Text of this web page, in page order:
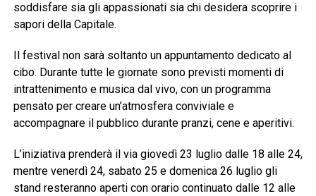
soddisfare sia gli appassionati sia chi desidera scoprire i
sapori della Capitale.
Il festival non sarà soltanto un appuntamento dedicato al
cibo. Durante tutte le giornate sono previsti momenti di
intrattenimento e musica dal vivo, con un programma
pensato per creare un’atmosfera conviviale e
accompagnare il pubblico durante pranzi, cene e aperitivi.
L’iniziativa prenderà il via giovedì 23 luglio dalle 18 alle 24,
mentre venerdì 24, sabato 25 e domenica 26 luglio gli
stand resteranno aperti con orario continuato dalle 12 alle